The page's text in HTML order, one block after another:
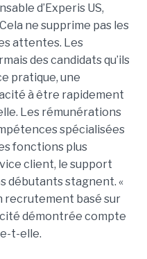
d’Experis US,
ne supprime pas les
attentes. Les
des candidats qu’ils
pratique, une
à être rapidement
Les rémunérations
spécialisées
fonctions plus
client, le support
débutants stagnent. «
recrutement basé sur
démontrée compte
t-elle.